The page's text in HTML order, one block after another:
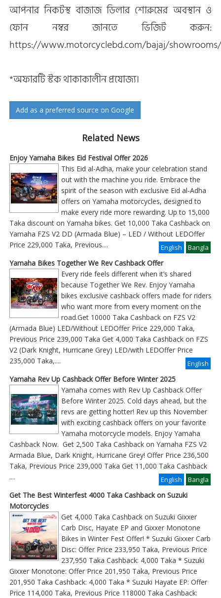
আপনার নিকটস্থ বাজাজ ডিলার শোরুমের অবস্থান ও
ফোন নম্বর জানতে ভিজিট করুন:
https://www.motorcyclebd.com/bajaj/showrooms/
*অফারটি স্টক থাকাকালীন প্রযোজ্য।
Add as a preferred source on Google
Related News
Enjoy Yamaha Bikes Eid Festival Offer 2026
This Eid al-Adha, make your celebration stand
out with the machine you ride. Embrace the
spirit of the season with exclusive Eid al-Adha
offers on Yamaha motorcycles, designed to
make every ride more rewarding. Up to 15,000
Taka discount on Yamaha bikes. Get 10,000 Taka Cashback on
Yamaha FZS V2 DD (Armada Blue) – LED / Without LEDOffer
Price 229,000 Taka, Previous
Bangla
.... English
Yamaha Bikes Together We Rev Cashback Offer
Every ride feels different when it’s shared
because Together We Rev. Enjoy Yamaha
bikes exclusive cashback offers made for riders
who want more from every moment on the
road.Get 10000 Taka Cashback on FZS V2
(Armada Blue) LED/Without LEDOffer Price 229,000 Taka,
Previous Price 239,000 Taka Get 4,000 Taka Cashback on FZS
V2 (Dark Knight, Hurricane Grey) LED/with LEDOffer Price
235,000 Taka,....
English
Yamaha Rev Up Cashback Offer Before Winter 2025
Yamaha comes with Rev Up Cashback Offer
Before Winter 2025. Cold days ahead, but the
revs are getting hotter! Rev up this November
with exciting cashback offers on your favorite
Yamaha motorcycle models. Enjoy Yamaha
Cashback Now. Get 2,500 Taka Cashback on Yamaha FZS V2
Armada Blue, Dark Knight, Hurricane Grey! Offer Price 236,500
Taka, Previous Price 239,000 Taka Get 11,000 Taka Cashback
Bangla
.... English
Get The Best Winterfest 4000 Taka Cashback on Suzuki
Motorcycles
Get 4,000 Taka Cashback on Suzuki Gixxer
Carb Disc, Hayate EP and Gixxer Monotone
Bikes in Winter Fest Offer! * Suzuki Gixxer Carb
Disc: Offer Price 233,950 Taka, Previous Price
237,950 Taka Cashback: 4,000 Taka * Suzuki
Gixxer Monotone: Offer Price 201,950 Taka, Previous Price
201,950 Taka Cashback: 4,000 Taka * Suzuki Hayate EP: Offer
Price 114,000 Taka, Previous Price 118000 Taka Cashback: